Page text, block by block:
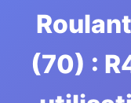
(70) :